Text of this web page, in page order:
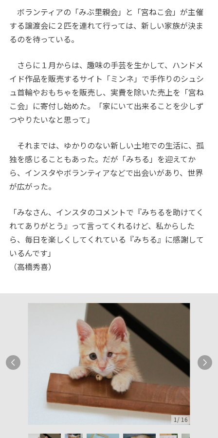
ボランティアの「みぶ里親会」と「宮ねこ会」が主催
する譲渡会に２匹を連れて行っては、新しい家族が決ま
るのを待っている。
さらに１月からは、趣味の手芸を生かして、ハンドメ
イド作品を販売するサイト「ミンネ」で手作りのシュシ
ュ首輪やおもちゃを販売し、実費を除いた売上を「宮ね
こ会」に寄付し始めた。「家にいて出来ることを少しず
つやりたいなと思って」
それまでは、ゆかりのない新しい土地での生活に、孤
独を感じることもあった。だが「みちる」を迎えてか
ら、インスタやボランティアなどで出会いがあり、世界
が広がった。
「みなさん、インスタのコメントで『みちるを助けてく
れてありがとう』って言ってくれるけど、私からした
ら、毎日を楽しくしてくれている『みちる』に感謝して
いるんです」
（高橋秀喜）
1/ 16